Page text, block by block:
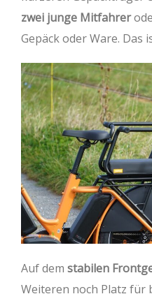
zwei junge Mitfahrer
Gepäck oder Ware. Das
Auf dem stabilen
Weiteren noch Platz für